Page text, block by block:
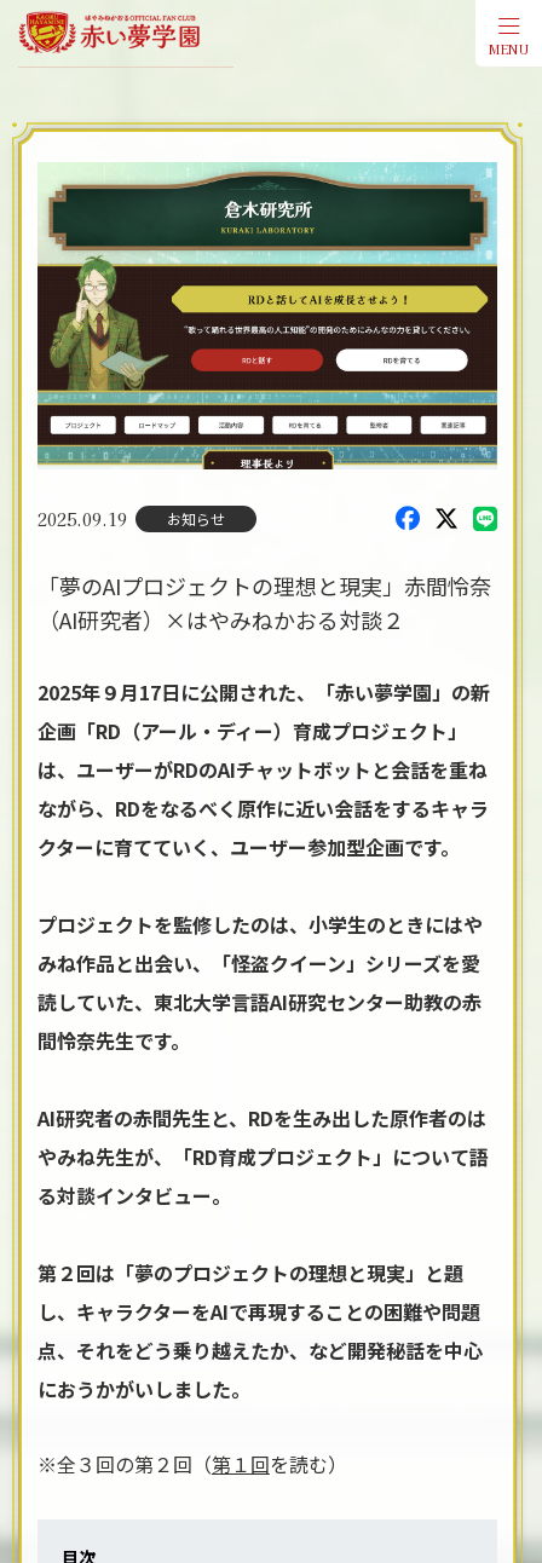
MENU
会員登録
2025.09.19 お知らせ
「夢のAIプロジェクトの理想と現実」赤間怜奈
（AI研究者）×はやみねかおる対談２
2025年９月17日に公開された、「赤い夢学園」の新
企画「RD（アール・ディー）育成プロジェクト」
は、ユーザーがRDのAIチャットボットと会話を重ね
ながら、RDをなるべく原作に近い会話をするキャラ
クターに育てていく、ユーザー参加型企画です。
プロジェクトを監修したのは、小学生のときにはや
みね作品と出会い、「怪盗クイーン」シリーズを愛
読していた、東北大学言語AI研究センター助教の赤
間怜奈先生です。
AI研究者の赤間先生と、RDを生み出した原作者のは
やみね先生が、「RD育成プロジェクト」について語
る対談インタビュー。
第２回は「夢のプロジェクトの理想と現実」と題
し、キャラクターをAIで再現することの困難や問題
点、それをどう乗り越えたか、など開発秘話を中心
におうかがいしました。
※全３回の第２回（第１回を読む）
目次